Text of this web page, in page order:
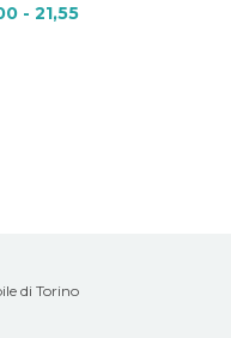
- 21,55
di Torino